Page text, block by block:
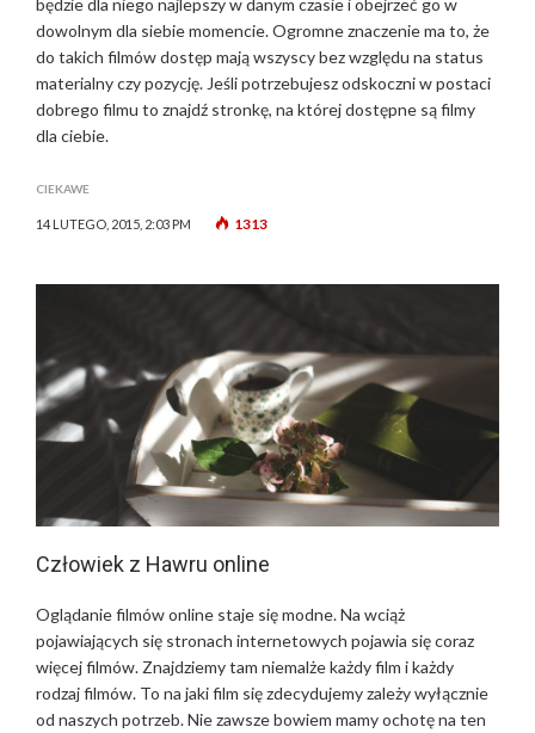
dowolnym dla siebie momencie. Ogromne znaczenie ma to, że
do takich filmów dostęp mają wszyscy bez względu na status
materialny czy pozycję. Jeśli potrzebujesz odskoczni w postaci
dobrego filmu to znajdź stronkę, na której dostępne są filmy
dla ciebie.
CIEKAWE
14 LUTEGO, 2015, 2:03 PM 1313
Człowiek z Hawru online
Oglądanie filmów online staje się modne. Na wciąż
pojawiających się stronach internetowych pojawia się coraz
więcej filmów. Znajdziemy tam niemalże każdy film i każdy
rodzaj filmów. To na jaki film się zdecydujemy zależy wyłącznie
od naszych potrzeb. Nie zawsze bowiem mamy ochotę na ten